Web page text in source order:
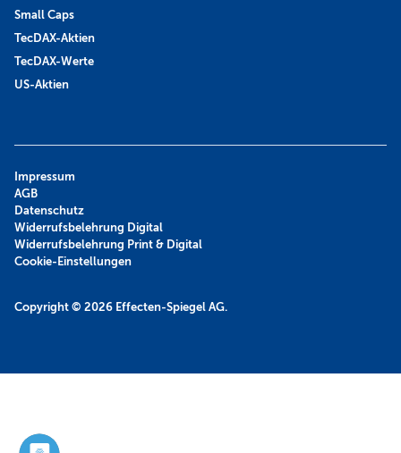
Small Caps
TecDAX-Aktien
TecDAX-Werte
US-Aktien
Copyright © 2026 Effecten-Spiegel AG.
Impressum
AGB
Datenschutz
Widerrufsbelehrung Digital
Widerrufsbelehrung Print & Digital
Cookie-Einstellungen